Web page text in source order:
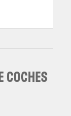
COCHES